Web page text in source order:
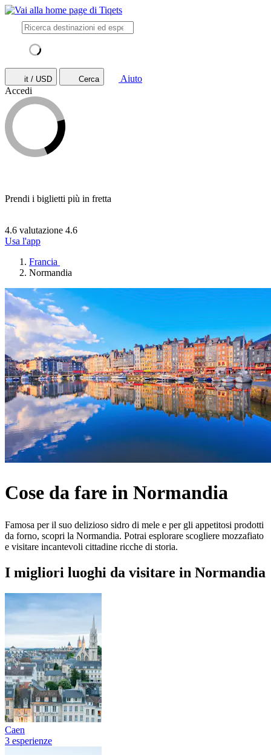
it / USD Cerca
Aiuto
Accedi
Prendi i biglietti più in fretta
4.6 valutazione 4.6
Usa l'app
Francia
Normandia
Cose da fare in Normandia
Famosa per il suo delizioso sidro di mele e per gli appetitosi prodotti
da forno, scopri la Normandia. Potrai esplorare scogliere mozzafiato
e visitare incantevoli cittadine ricche di storia.
I migliori luoghi da visitare in Normandia
Caen
3 esperienze